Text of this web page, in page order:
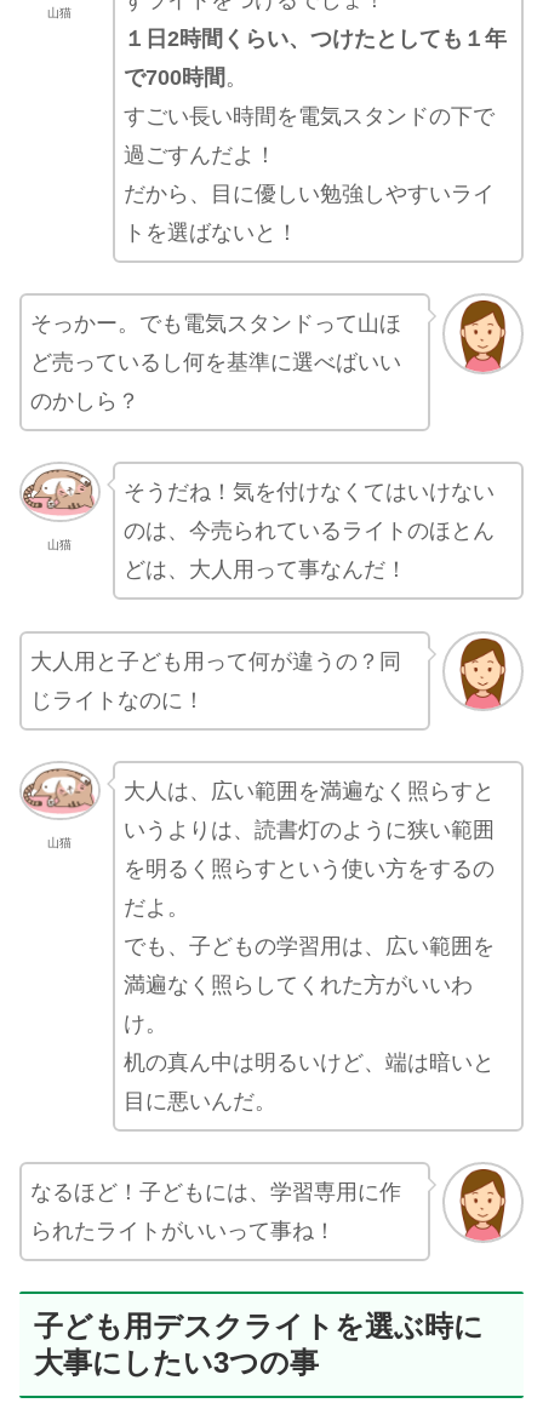
山猫
１日2時間くらい、つけたとしても１年
で700時間 。
すごい長い時間を電気スタンドの下で
過ごすんだよ！
だから、目に優しい勉強しやすいライ
トを選ばないと！
そっかー。でも電気スタンドって山ほ
ど売っているし何を基準に選べばいい
のかしら？
山猫
そうだね！気を付けなくてはいけない
のは、今売られているライトのほとん
どは、大人用って事なんだ！
大人用と子ども用って何が違うの？同
じライトなのに！
山猫
大人は、広い範囲を満遍なく照らすと
いうよりは、読書灯のように狭い範囲
を明るく照らすという使い方をするの
だよ。
でも、子どもの学習用は、広い範囲を
満遍なく照らしてくれた方がいいわ
け。
机の真ん中は明るいけど、端は暗いと
目に悪いんだ。
なるほど！子どもには、学習専用に作
られたライトがいいって事ね！
子ども用デスクライトを選ぶ時に
大事にしたい3つの事